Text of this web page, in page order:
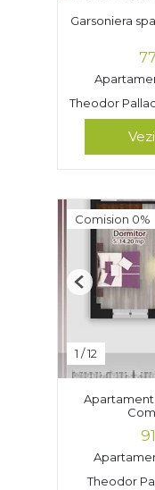
Garsoniera
Theodor
Comision 0%
1 /12
Previous
Theodor